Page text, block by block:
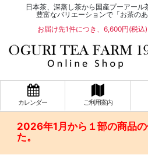
日本茶、深蒸し茶から国産プーアール
豊富なバリエーションで「お茶の
お届け先1件につき、6,600円(税
カレンダー ご利用案内
2026年1月から１部の商品
た。